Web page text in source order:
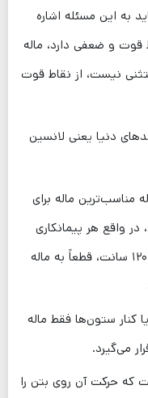
به این مسئله اشاره
قوت و ضعفی دارد، ماله
مستثنی نیست، از نقاط قوت
دنیا یعنی لانسین
مناسب‌ترین ماله برای
واقع هر پیمانکاری
علاوه بر داشتن یک ماله پروانه‌ای ۹۰ و ۱۲۰ سانت، قطعاً به ماله
کنار ستون‌ها فقط ماله
که حرکت آن روی بتن را